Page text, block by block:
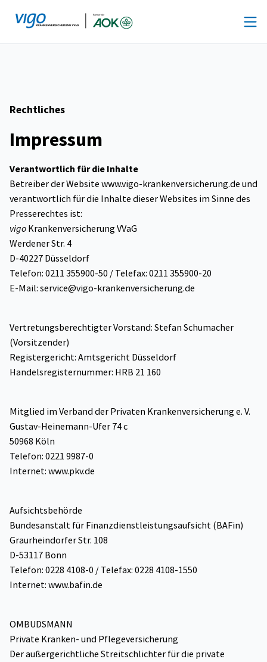
Inhalt
Rechtliches
Impressum
Verantwortlich für die Inhalte
Betreiber der Website www.vigo-krankenversicherung.de und
verantwortlich für die Inhalte dieser Websites im Sinne des
Presserechtes ist:
vigo Krankenversicherung VVaG
Werdener Str. 4
D-40227 Düsseldorf
Telefon: 0211 355900-50 / Telefax: 0211 355900-20
E-Mail: service@vigo-krankenversicherung.de
Vertretungsberechtigter Vorstand: Stefan Schumacher
(Vorsitzender)
Registergericht: Amtsgericht Düsseldorf
Handelsregisternummer: HRB 21 160
Mitglied im Verband der Privaten Krankenversicherung e. V.
Gustav-Heinemann-Ufer 74 c
50968 Köln
Telefon: 0221 9987-0
Internet: www.pkv.de
Aufsichtsbehörde
Bundesanstalt für Finanzdienstleistungsaufsicht (BAFin)
Graurheindorfer Str. 108
D-53117 Bonn
Telefon: 0228 4108-0 / Telefax: 0228 4108-1550
Internet: www.bafin.de
OMBUDSMANN
Private Kranken- und Pflegeversicherung
Der außergerichtliche Streitschlichter für die private